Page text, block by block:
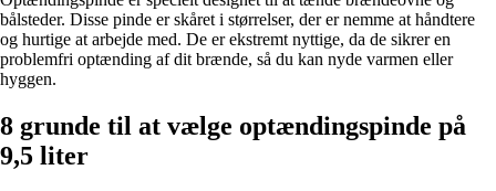
bålsteder. Disse pinde er skåret i størrelser, der er nemme at håndtere
og hurtige at arbejde med. De er ekstremt nyttige, da de sikrer en
problemfri optænding af dit brænde, så du kan nyde varmen eller
hyggen.
8 grunde til at vælge optændingspinde på
9,5 liter